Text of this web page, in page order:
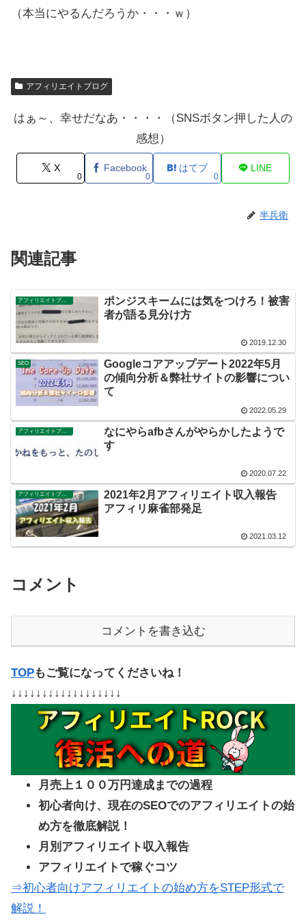
（本当にやるんだろうか・・・ｗ）
アフィリエイトブログ
はぁ～、幸せだなあ・・・・（SNSボタン押した人の
感想）
X
0
Facebook
0
はてブ
0
LINE
半兵衛
関連記事
ポンジスキームには気をつけろ！被害
者が語る見分け方
2019.12.30
SEO
Googleコアアップデート2022年5月
の傾向分析＆弊社サイトの影響につい
て
2022.05.29
なにやらafbさんがやらかしたようで
す
2020.07.22
2021年2月アフィリエイト収入報告
アフィリ麻雀部発足
2021.03.12
コメント
コメントを書き込む
TOPもご覧になってくださいね！
↓↓↓↓↓↓↓↓↓↓↓↓↓↓↓↓↓↓
月売上１００万円達成までの過程
初心者向け、現在のSEOでのアフィリエイトの始
め方を徹底解説！
月別アフィリエイト収入報告
アフィリエイトで稼ぐコツ
⇒初心者向けアフィリエイトの始め方をSTEP形式で
解説！